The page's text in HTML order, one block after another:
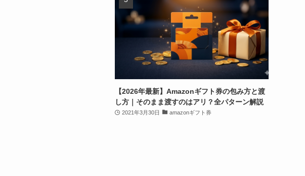
【2026年最新】Amazonギフト券の包み方と渡
し方｜そのまま渡すのはアリ？全パターン解説
2021年3月30日 amazonギフト券